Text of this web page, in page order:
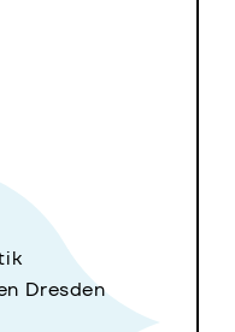
Dresden